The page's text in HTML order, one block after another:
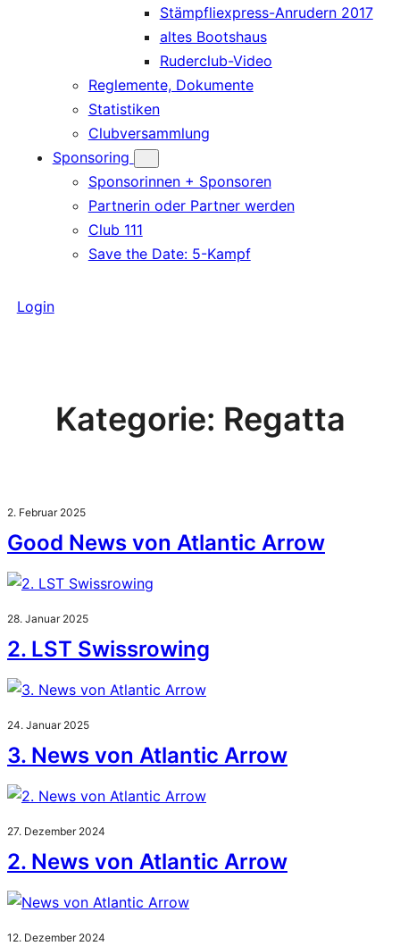
Stämpfliexpress-Anrudern 2017
altes Bootshaus
Ruderclub-Video
Reglemente, Dokumente
Statistiken
Clubversammlung
Sponsoring
Sponsorinnen + Sponsoren
Partnerin oder Partner werden
Club 111
Save the Date: 5-Kampf
Login
Kategorie: Regatta
2. Februar 2025
Good News von Atlantic Arrow
28. Januar 2025
2. LST Swissrowing
24. Januar 2025
3. News von Atlantic Arrow
27. Dezember 2024
2. News von Atlantic Arrow
12. Dezember 2024